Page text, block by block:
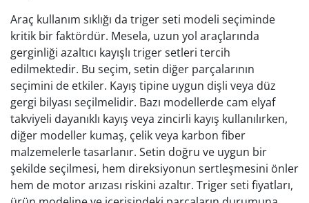
Araç kullanım sıklığı da triger seti modeli seçiminde
kritik bir faktördür. Mesela, uzun yol araçlarında
gerginliği azaltıcı kayışlı triger setleri tercih
edilmektedir. Bu seçim, setin diğer parçalarının
seçimini de etkiler. Kayış tipine uygun dişli veya düz
gergi bilyası seçilmelidir. Bazı modellerde cam elyaf
takviyeli dayanıklı kayış veya zincirli kayış kullanılırken,
diğer modeller kumaş, çelik veya karbon fiber
malzemelerle tasarlanır. Setin doğru ve uygun bir
şekilde seçilmesi, hem direksiyonun sertleşmesini önler
hem de motor arızası riskini azaltır. Triger seti fiyatları,